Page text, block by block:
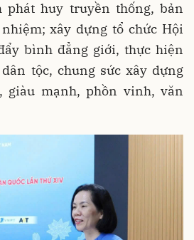
phát huy truyền thống, bản
xây dựng tổ chức Hội
bình đẳng giới, thực hiện
tộc, chung sức xây dựng
giàu mạnh, phồn vinh, văn